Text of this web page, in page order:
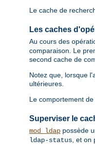
Le cache de
Les caches
Au cours des
comparaison. Le
second cache de
Notez que, lorsque
ultérieures.
Le comportement
Superviser le
mod_ldap possède
ldap-status , et